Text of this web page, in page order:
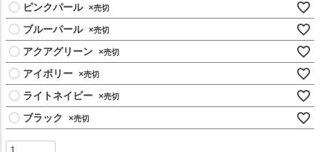
ピンクパール ×
ブルーパール ×
アクアグリーン ×
アイボリー ×
ライトネイビー ×
ブラック ×